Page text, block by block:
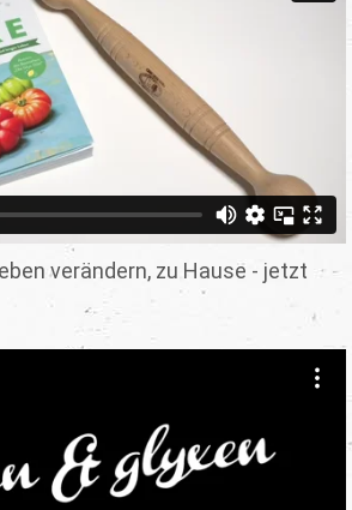
verändern, zu Hause - jetzt